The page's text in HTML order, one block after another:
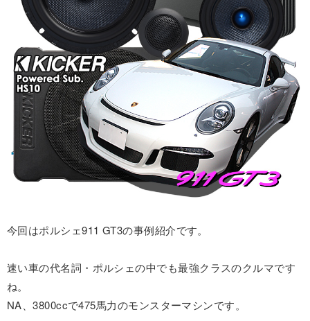
今回はポルシェ911 GT3の事例紹介です。
速い車の代名詞・ポルシェの中でも最強クラスのクルマです
ね。
NA、3800ccで475馬力のモンスターマシンです。